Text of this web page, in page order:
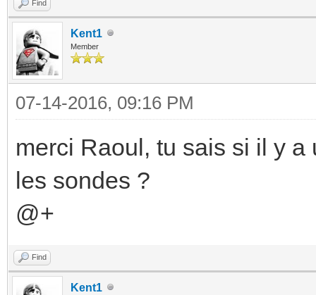
Find
Kent1
Member
07-14-2016, 09:16 PM
merci Raoul, tu sais si il y
les sondes ?
@+
Find
Kent1